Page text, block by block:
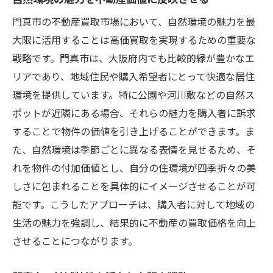
門真市の不動産買取市場において、自然環境の魅力を最
大限に活用することは高価買取を実現するための重要な
戦略です。門真市は、大阪府内でも比較的緑が豊かなエ
リアであり、地域住民や購入希望者にとって快適な居住
環境を提供しています。特に公園や河川敷などの自然ス
ポットが近隣にある場合、それらの魅力を購入者に訴求
することで物件の価値を引き上げることができます。ま
た、自然環境は季節ごとに異なる表情を見せるため、そ
れを物件の付加価値とし、自分の住環境が四季折々の美
しさに包まれることを具体的にイメージさせることが可
能です。こうしたアプローチは、購入者に対して地域の
生活の魅力を強調し、結果的に不動産の買取価格を向上
させることにつながります。